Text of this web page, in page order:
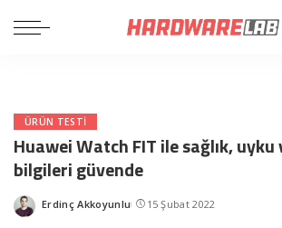
ÜRÜN TESTI
Huawei Watch FIT ile sağlık, uyku
bilgileri güvende
Posted
Erdinç Akkoyunlu 15 Şubat 2022